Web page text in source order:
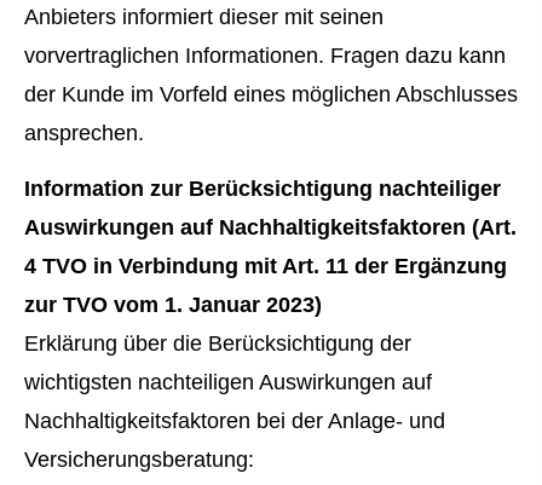
Anbieters informiert dieser mit seinen
vorvertraglichen Informationen. Fragen dazu kann
der Kunde im Vorfeld eines möglichen Abschlusses
ansprechen.
Information zur Berücksichtigung nachteiliger
Auswirkungen auf Nachhaltigkeitsfaktoren (Art.
4 TVO in Verbindung mit Art. 11 der Ergänzung
zur TVO vom 1. Januar 2023)
Erklärung über die Berücksichtigung der
wichtigsten nachteiligen Auswirkungen auf
Nachhaltigkeitsfaktoren bei der Anlage- und
Versicherungsberatung: